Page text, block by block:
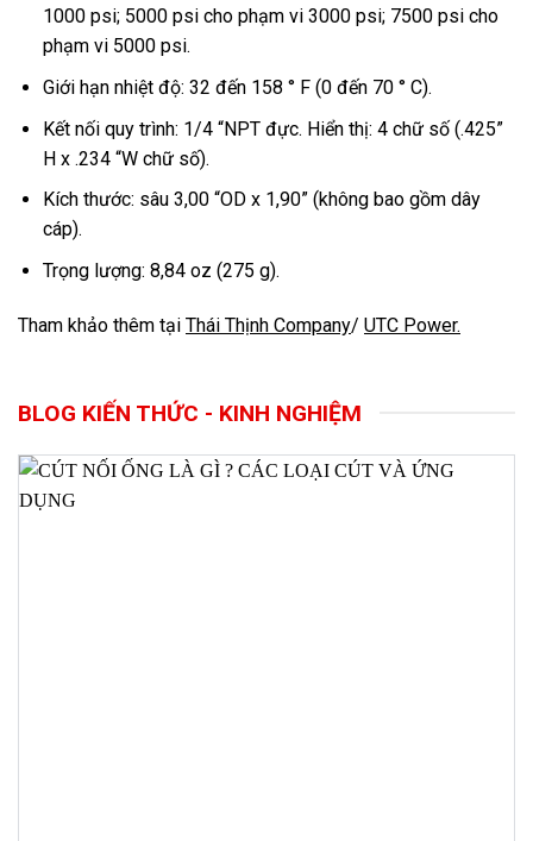
1000 psi; 5000 psi cho phạm vi 3000 psi; 7500 psi cho
phạm vi 5000 psi.
Giới hạn nhiệt độ: 32 đến 158 ° F (0 đến 70 ° C).
Kết nối quy trình: 1/4 “NPT đực. Hiển thị: 4 chữ số (.425”
H x .234 “W chữ số).
Kích thước: sâu 3,00 “OD x 1,90” (không bao gồm dây
cáp).
Trọng lượng: 8,84 oz (275 g).
Tham khảo thêm tại Thái Thịnh Company/ UTC Power.
BLOG KIẾN THỨC - KINH NGHIỆM